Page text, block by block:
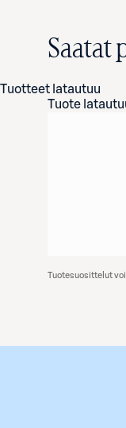
Saatat
Tuotteet latautuu
Tuote
Tuotesuosittelut